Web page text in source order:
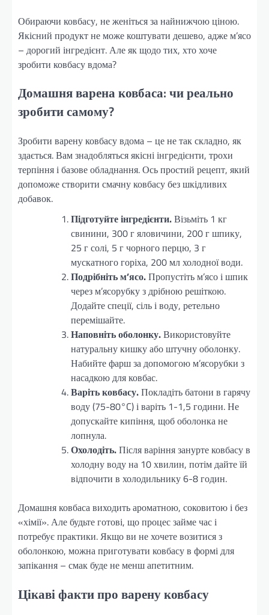
Обираючи ковбасу, не женіться за найнижчою ціною.
Якісний продукт не може коштувати дешево, адже м’ясо
– дорогий інгредієнт. Але як щодо тих, хто хоче
зробити ковбасу вдома?
Домашня варена ковбаса: чи реально
зробити самому?
Зробити варену ковбасу вдома – це не так складно, як
здається. Вам знадобляться якісні інгредієнти, трохи
терпіння і базове обладнання. Ось простий рецепт, який
допоможе створити смачну ковбасу без шкідливих
добавок.
Підготуйте інгредієнти.Візьміть 1 кг
свинини, 300 г яловичини, 200 г шпику,
25 г солі, 5 г чорного перцю, 3 г
мускатного горіха, 200 мл холодної води.
Подрібніть м’ясо.Пропустіть м’ясо і шпик
через м’ясорубку з дрібною решіткою.
Додайте спеції, сіль і воду, ретельно
перемішайте.
Наповніть оболонку.Використовуйте
натуральну кишку або штучну оболонку.
Набийте фарш за допомогою м’ясорубки з
насадкою для ковбас.
Варіть ковбасу.Покладіть батони в гарячу
воду (75-80°C) і варіть 1-1,5 години. Не
допускайте кипіння, щоб оболонка не
лопнула.
Охолодіть.Після варіння занурте ковбасу в
холодну воду на 10 хвилин, потім дайте їй
відпочити в холодильнику 6-8 годин.
Домашня ковбаса виходить ароматною, соковитою і без
«хімії». Але будьте готові, що процес займе час і
потребує практики. Якщо ви не хочете возитися з
оболонкою, можна приготувати ковбасу в формі для
запікання – смак буде не менш апетитним.
Цікаві факти про варену ковбасу